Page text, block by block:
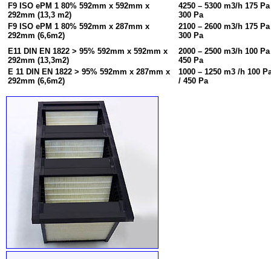
F9 ISO ePM 1 80% 592mm x 592mm x
292mm (13,3 m2)
4250 – 5300 m3/h 175
300 Pa
F9 ISO ePM 1 80% 592mm x 287mm x
292mm (6,6m2)
2100 – 2600 m3/h 175
300 Pa
E11 DIN EN 1822 > 95% 592mm x 592mm x
292mm (13,3m2)
2000 – 2500 m3/h 100
450 Pa
E 11 DIN EN 1822 > 95% 592mm x 287mm x
292mm (6,6m2)
1000 – 1250 m3 /h 100
/ 450 Pa